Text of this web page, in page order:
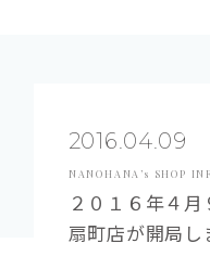
2016.04.09
NANOHANA’s SHOP
２０１６年４
扇町店が開局し